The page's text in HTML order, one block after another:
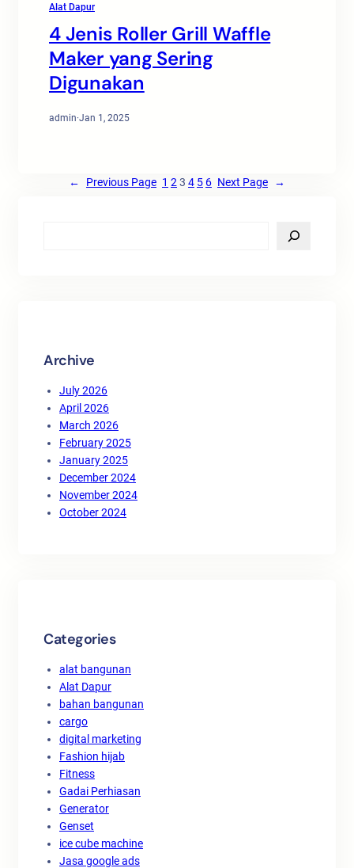
Alat Dapur
4 Jenis Roller Grill Waffle
Maker yang Sering
Digunakan
admin·Jan 1, 2025
← Previous Page 1 2 3 4 5 6 Next Page →
Archive
July 2026
April 2026
March 2026
February 2025
January 2025
December 2024
November 2024
October 2024
Categories
alat bangunan
Alat Dapur
bahan bangunan
cargo
digital marketing
Fashion hijab
Fitness
Gadai Perhiasan
Generator
Genset
ice cube machine
Jasa google ads